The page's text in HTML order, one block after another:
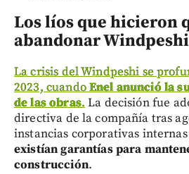
Los líos que hicieron
abandonar Windpeshi
La crisis del Windpeshi se
2023, cuandoEnel anunció la
de las obras. La decisión fue
directiva de la compañía tras
instancias corporativas
existían garantías para
construcción.